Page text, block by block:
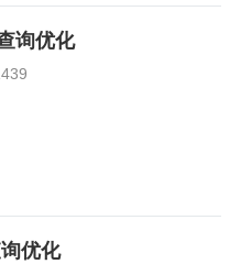
询优化
优化